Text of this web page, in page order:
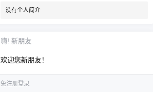
没有个人简介
嗨! 新朋友
欢迎您新朋友！
免注册登录